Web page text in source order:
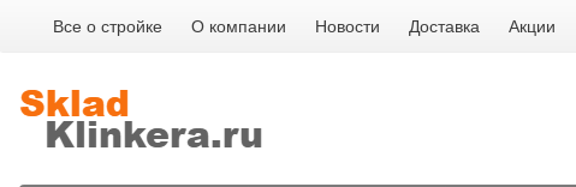
Все о стройке О компании Новости Доставка Акции